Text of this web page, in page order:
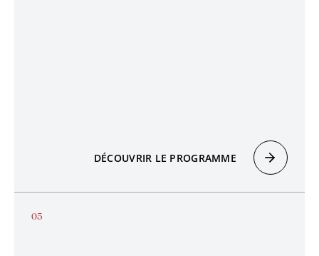
DÉCOUVRIR LE PROGRAMME